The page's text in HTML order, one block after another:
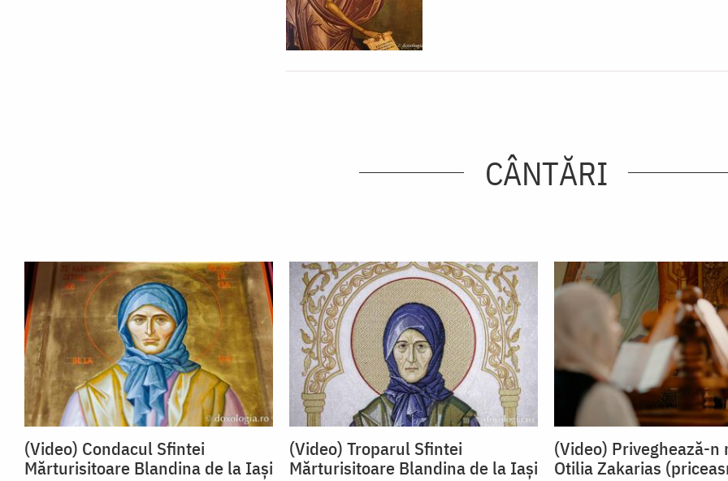
CÂNTĂRI
(Video) Condacul Sfintei
Mărturisitoare Blandina de la Iași
(Video) Troparul Sfintei
Mărturisitoare Blandina de la Iași
(Video) Priveghează-n
Otilia Zakarias